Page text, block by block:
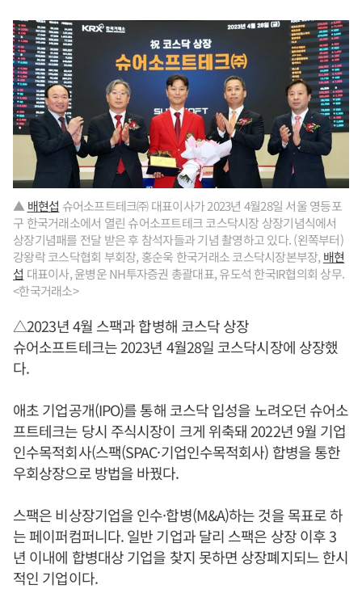
▲ 배현섭 슈어소프트테크㈜ 대표이사가 2023년 4월28일 서울 영등포
구 한국거래소에서 열린 슈어소프트테크 코스닥시장 상장기념식에서
상장기념패를 전달 받은 후 참석자들과 기념 촬영하고 있다. (왼쪽부터)
강왕락 코스닥협회 부회장, 홍순욱 한국거래소 코스닥시장본부장, 배현
섭 대표이사, 윤병운 NH투자증권 총괄대표, 유도석 한국IR협의회 상무.
<한국거래소>
△2023년 4월 스팩과 합병해 코스닥 상장
슈어소프트테크는 2023년 4월28일 코스닥시장에 상장했
다.
애초 기업공개(IPO)를 통해 코스닥 입성을 노려오던 슈어소
프트테크는 당시 주식시장이 크게 위축돼 2022년 9월 기업
인수목적회사(스팩(SPAC·기업인수목적회사) 합병을 통한
우회상장으로 방법을 바꿨다.
스팩은 비상장기업을 인수·합병(M&A)하는 것을 목표로 하
는 페이퍼컴퍼니다. 일반 기업과 달리 스팩은 상장 이후 3
년 이내에 합병대상 기업을 찾지 못하면 상장폐지되느 한시
적인 기업이다.